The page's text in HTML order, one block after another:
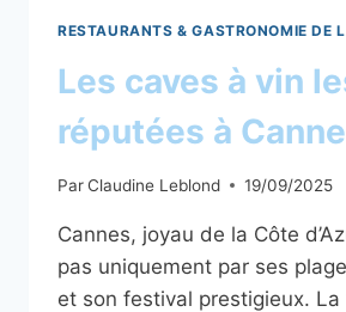
RESTAURANTS & GASTRONOMIE DE
Les caves à vin
réputées à
ParClaudine Leblond 19/09/2025
Cannes, joyau de la Côte
pas uniquement par ses
et son festival prestigieux. La